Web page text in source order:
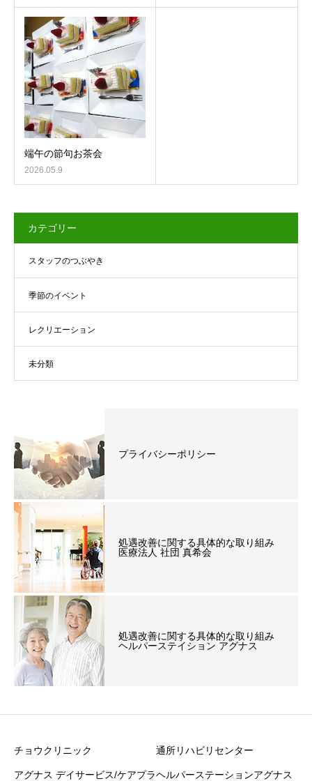
端午の節句お茶会
2026.05.9
カテゴリー
スタッフのつぶやき
季節のイベント
レクリエーション
未分類
プライバシーポリシー
処遇改善に関する具体的な取り組み
医療法人 社団 真希会
処遇改善に関する具体的な取り組み
ヘルパーステイション アグナス
チョウクリニック 通所リハビリセンター
アグナス デイサービス/ケアプラヘルパーステーションアグナス